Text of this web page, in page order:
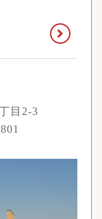
目2-3